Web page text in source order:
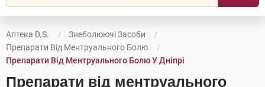
Аптека D.S.
Знеболюючі Засоби
Препарати Від Ментруального Болю
Препарати Від Ментруального Болю У Дніпрі
Препарати від ментруального